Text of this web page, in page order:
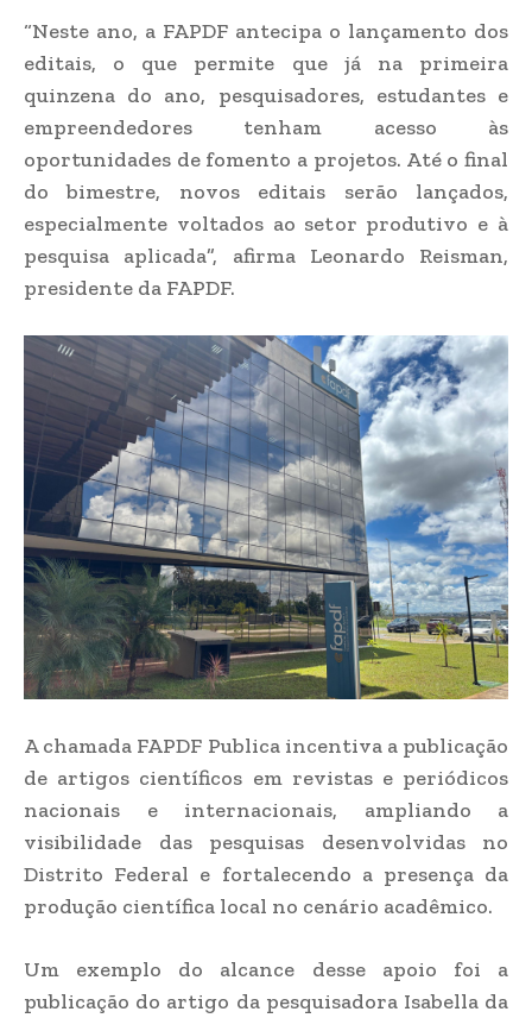
“Neste ano, a FAPDF antecipa o lançamento dos
editais, o que permite que já na primeira
quinzena do ano, pesquisadores, estudantes e
empreendedores tenham acesso às
oportunidades de fomento a projetos. Até o final
do bimestre, novos editais serão lançados,
especialmente voltados ao setor produtivo e à
pesquisa aplicada”, afirma Leonardo Reisman,
presidente da FAPDF.
A chamada FAPDF Publica incentiva a publicação
de artigos científicos em revistas e periódicos
nacionais e internacionais, ampliando a
visibilidade das pesquisas desenvolvidas no
Distrito Federal e fortalecendo a presença da
produção científica local no cenário acadêmico.
Um exemplo do alcance desse apoio foi a
publicação do artigo da pesquisadora Isabella da